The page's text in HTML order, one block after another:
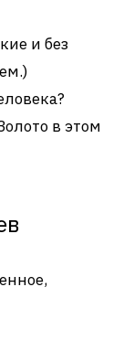
и без
в этом